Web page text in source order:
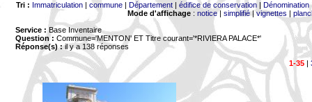
Tri : Immatriculation| commune| Département| édifice de conservation| Dénomination
Mode d'affichage: notice| simplifié|vignettes |
Service : Base Inventaire
Question : Commune='MENTON' ET Titre courant='*RIVIERA PALACE*'
Réponse(s) :il y a 138 réponses
1-35|